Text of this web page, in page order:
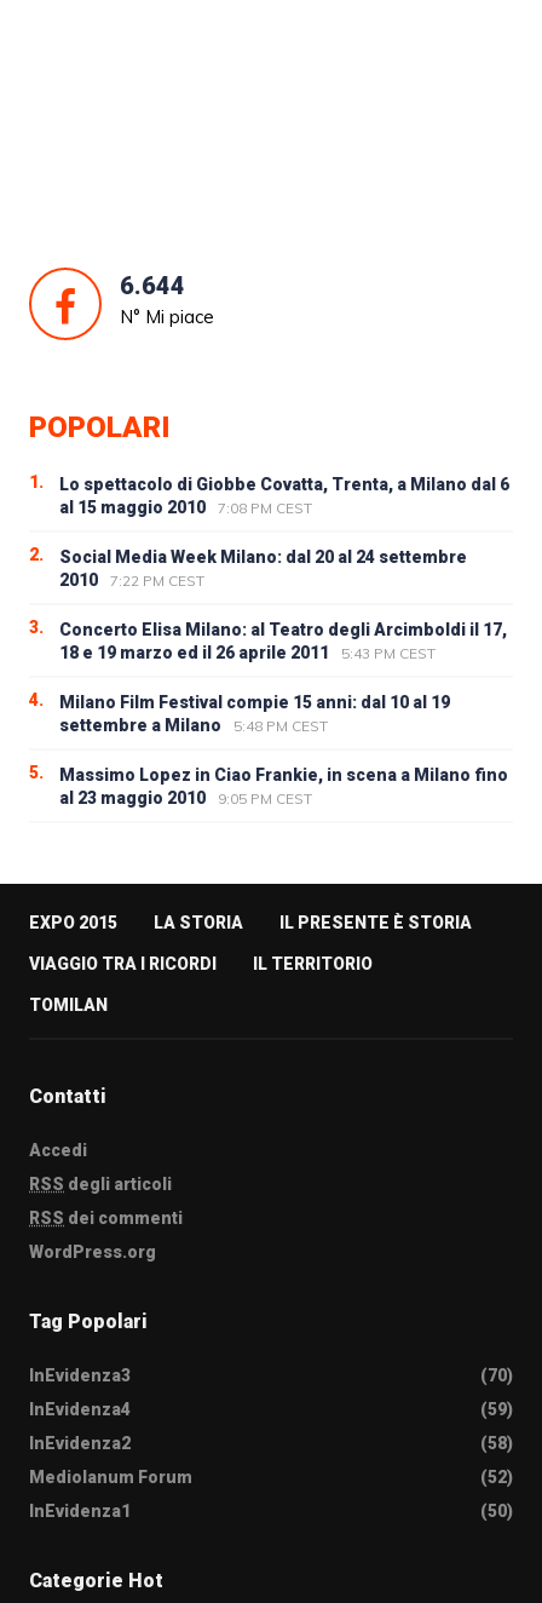
6.644
N° Mi piace
POPOLARI
1.
Lo spettacolo di Giobbe Covatta, Trenta, a Milano dal 6
al 15 maggio 2010
7:08 PM CEST
2.
Social Media Week Milano: dal 20 al 24 settembre
2010
7:22 PM CEST
3.
Concerto Elisa Milano: al Teatro degli Arcimboldi il 17,
18 e 19 marzo ed il 26 aprile 2011
5:43 PM CEST
4.
Milano Film Festival compie 15 anni: dal 10 al 19
settembre a Milano
5:48 PM CEST
5.
Massimo Lopez in Ciao Frankie, in scena a Milano fino
al 23 maggio 2010
9:05 PM CEST
EXPO 2015 LA STORIA IL PRESENTE È STORIA
VIAGGIO TRA I RICORDI IL TERRITORIO
TOMILAN
Contatti
Accedi
RSS degli articoli
RSS dei commenti
WordPress.org
Tag Popolari
InEvidenza3
(70)
InEvidenza4
(59)
InEvidenza2
(58)
Mediolanum Forum
(52)
InEvidenza1
(50)
Categorie Hot